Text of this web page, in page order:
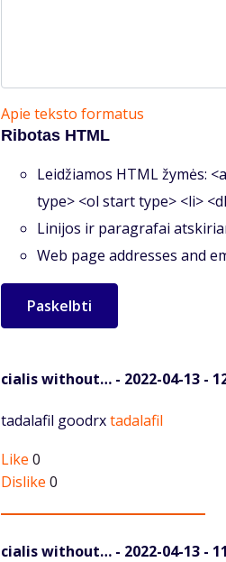
Apie teksto formatus
Ribotas HTML
Leidžiamos HTML žymės:
type> <ol start type> <li>
Linijos ir paragrafai
Web page addresses and
cialis without… - 2022-04-13 -
Komentaras
tadalafil goodrxtadalafil
Like 0
Dislike 0
cialis without… - 2022-04-13 -